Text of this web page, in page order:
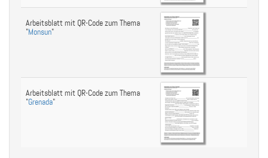
Arbeitsblatt mit QR-Code zum Thema
"Monsun"
Arbeitsblatt mit QR-Code zum Thema
"Grenada"